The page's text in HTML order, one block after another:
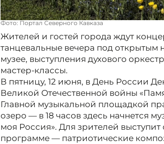
Фото: Портал Северного Кавказа
Жителей и гостей города ждут
танцевальные вечера под открытым
музее, выступления духового
мастер-классы.
В пятницу, 12 июня, в День России
Великой Отечественной войны
Главной музыкальной площадкой
озеро — в 18 часов здесь начнется
моя Россия». Для зрителей
программе — патриотические